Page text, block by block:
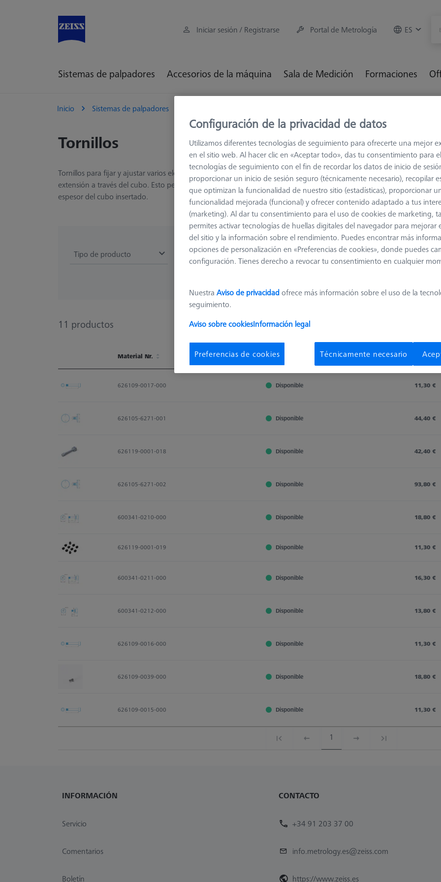
Iniciar sesión / Registrarse Portal de Metrología ES
Sistemas de palpadores Accesorios de la máquina Sala de Medición Formaciones
Inicio Sistemas de palpadores
Tornillos
Tornillos para fijar y ajustar varios elementos de conexión y discos de palpador. Los tornillos socavados se pueden
extensión a través del cubo. Esto permite el ajuste angular de los siguientes componentes. La longitud requerida
espesor del cubo insertado.
Tipo de producto
11 productos
Material Nr. Disponibilidad Precio
Disponibilidad
Precio
626109-0017-000
Disponible 11,30 €
626105-6271-001 Disponible 44,40 €
626119-0001-018 Disponible 42,40 €
626105-6271-002 Disponible 93,80 €
600341-0210-000 Disponible 18,80 €
626119-0001-019 Disponible 11,30 €
600341-0211-000 Disponible 16,30 €
600341-0212-000 Disponible 13,80 €
626109-0016-000 Disponible 11,30 €
626109-0039-000 Disponible 18,80 €
626109-0015-000 Disponible 11,30 €
1
INFORMACIÓN
Servicio
Comentarios
Boletín
CONTACTO
+34 91 203 37 00
info.metrology.es@zeiss.com
https://www.zeiss.es
Configuración de la privacidad de datos
Utilizamos diferentes tecnologías de seguimiento para ofrecerte una mejor
en el sitio web. Al hacer clic en «Aceptar todo», das tu consentimiento para
tecnologías de seguimiento con el fin de recordar los datos de inicio de
proporcionar un inicio de sesión seguro (técnicamente necesario), recopilar
que optimizan la funcionalidad de nuestro sitio (estadísticas), proporcionar
funcionalidad mejorada (funcional) y ofrecer contenido adaptado a tus
(marketing). Al dar tu consentimiento para el uso de cookies de marketing,
permites activar tecnologías de huellas digitales del navegador para mejorar
del sitio y la información sobre el rendimiento. Puedes encontrar más
opciones de personalización en «Preferencias de cookies», donde puedes
configuración. Tienes derecho a revocar tu consentimiento en cualquier
Nuestra Aviso de privacidadofrece más información sobre el uso de la
seguimiento.
Aviso sobre cookiesInformación legal
Preferencias de cookies Técnicamente necesario